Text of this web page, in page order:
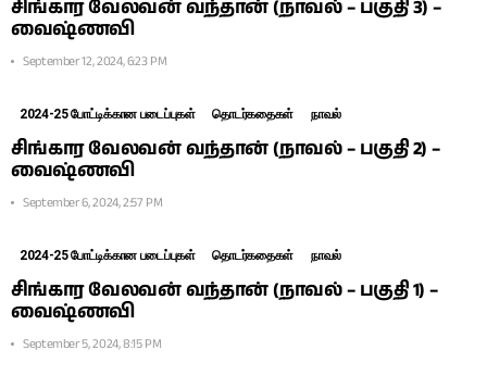
சிங்கார வேலவன் வந்தான் (நாவல் – பகுதி 3) –
வைஷ்ணவி
September 12, 2024, 6:23 PM
2024-25 போட்டிக்கான படைப்புகள் தொடர்கதைகள் நாவல்
சிங்கார வேலவன் வந்தான் (நாவல் – பகுதி 2) –
வைஷ்ணவி
September 6, 2024, 2:57 PM
2024-25 போட்டிக்கான படைப்புகள் தொடர்கதைகள் நாவல்
சிங்கார வேலவன் வந்தான் (நாவல் – பகுதி 1) –
வைஷ்ணவி
September 5, 2024, 8:15 PM